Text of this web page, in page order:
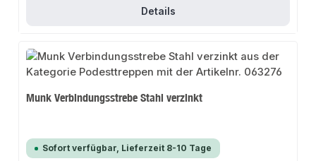
Details
Munk Verbindungsstrebe Stahl verzinkt
Sofort verfügbar, Lieferzeit 8-10 Tage